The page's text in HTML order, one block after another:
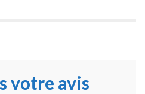
votre avis